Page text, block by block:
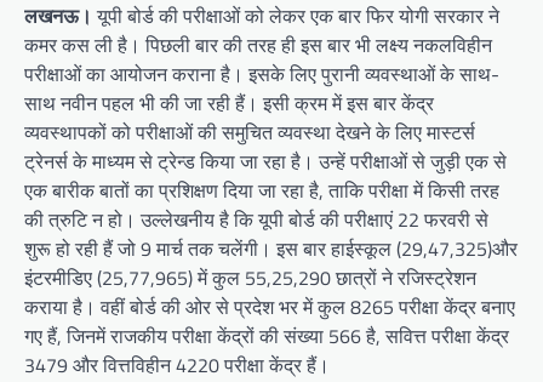
लखनऊ। यूपी बोर्ड की परीक्षाओं को लेकर एक बार फिर योगी सरकार ने
कमर कस ली है। पिछली बार की तरह ही इस बार भी लक्ष्य नकलविहीन
परीक्षाओं का आयोजन कराना है। इसके लिए पुरानी व्यवस्थाओं के साथ-
साथ नवीन पहल भी की जा रही हैं। इसी क्रम में इस बार केंद्र
व्यवस्थापकों को परीक्षाओं की समुचित व्यवस्था देखने के लिए मास्टर्स
ट्रेनर्स के माध्यम से ट्रेन्ड किया जा रहा है। उन्हें परीक्षाओं से जुड़ी एक से
एक बारीक बातों का प्रशिक्षण दिया जा रहा है, ताकि परीक्षा में किसी तरह
की त्रुटि न हो। उल्लेखनीय है कि यूपी बोर्ड की परीक्षाएं 22 फरवरी से
शुरू हो रही हैं जो 9 मार्च तक चलेंगी। इस बार हाईस्कूल (29,47,325)और
इंटरमीडिए (25,77,965) में कुल 55,25,290 छात्रों ने रजिस्ट्रेशन
कराया है। वहीं बोर्ड की ओर से प्रदेश भर में कुल 8265 परीक्षा केंद्र बनाए
गए हैं, जिनमें राजकीय परीक्षा केंद्रों की संख्या 566 है, सवित्त परीक्षा केंद्र
3479 और वित्तविहीन 4220 परीक्षा केंद्र हैं।